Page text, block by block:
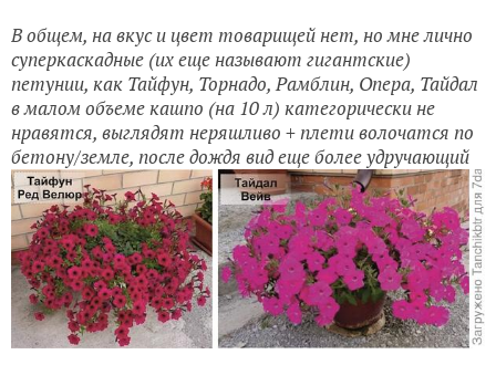
В общем, на вкус и цвет товарищей нет, но мне лично
суперкаскадные (их еще называют гигантские)
петунии, как Тайфун, Торнадо, Рамблин, Опера, Тайдал
в малом объеме кашпо (на 10 л) категорически не
нравятся, выглядят неряшливо + плети волочатся по
бетону/земле, после дождя вид еще более удручающий